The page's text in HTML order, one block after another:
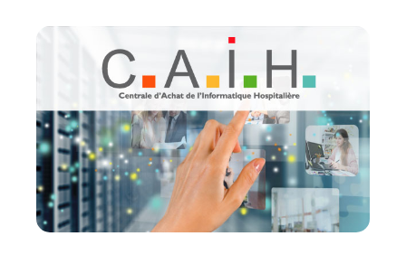
Check-in Tablet
Check-in Box
Check-in Kiosk
Integration
Case studies
New trends